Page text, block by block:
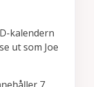
kalendern
ut som Joe